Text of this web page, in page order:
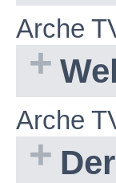
Arche
Arche